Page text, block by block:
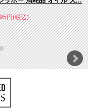
円(税込)